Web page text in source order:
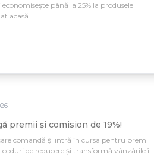
până la 25% la produsele
acasă
premii și comision de 19%!
comandă și intră în cursa pentru premii
de reducere și transformă vânzările în